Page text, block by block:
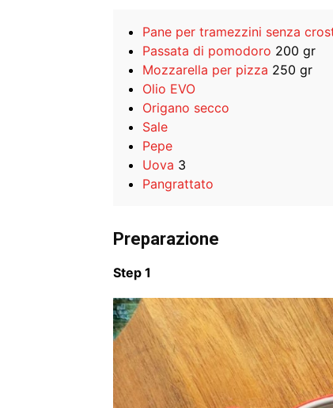
Pane per tramezzini senza
Passata di pomodoro 200 gr
Mozzarella per pizza 250 gr
Olio EVO
Origano secco
Sale
Pepe
Uova 3
Pangrattato
Preparazione
Step 1